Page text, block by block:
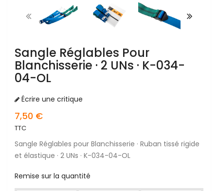
Sangle Réglables Pour
Blanchisserie · 2 UNs · K-034-
04-OL
Écrire une critique
7,50 €
TTC
Sangle Réglables pour Blanchisserie · Ruban tissé rigide
et élastique · 2 UNs · K-034-04-OL
Remise sur la quantité